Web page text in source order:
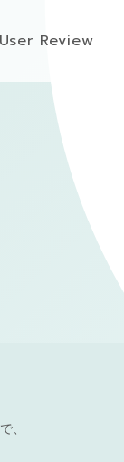
User Review
、